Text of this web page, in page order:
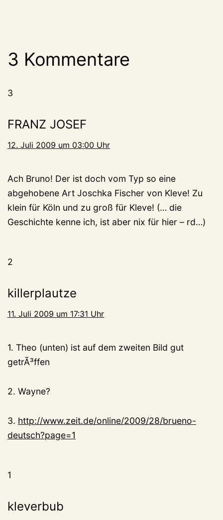
3 Kommentare
3
FRANZ JOSEF
12. Juli 2009 um 03:00 Uhr
Ach Bruno! Der ist doch vom Typ so eine
abgehobene Art Joschka Fischer von Kleve! Zu
klein für Köln und zu groß für Kleve! (… die
Geschichte kenne ich, ist aber nix für hier – rd…)
2
killerplautze
11. Juli 2009 um 17:31 Uhr
1. Theo (unten) ist auf dem zweiten Bild gut
getrÃ³ffen
2. Wayne?
3. http://www.zeit.de/online/2009/28/brueno-
deutsch?page=1
1
kleverbub